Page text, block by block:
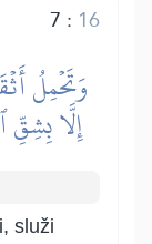
7 : 16
وَتَحۡمِلُ
إِلَّا
služi